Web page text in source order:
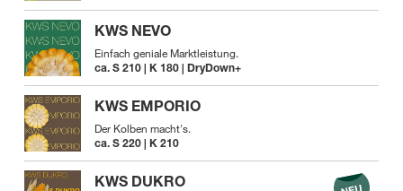
KWS NEVO
Einfach geniale Marktleistung.
ca. S 210 | K 180 | DryDown+
KWS EMPORIO
Der Kolben macht's.
ca. S 220 | K 210
KWS DUKRO